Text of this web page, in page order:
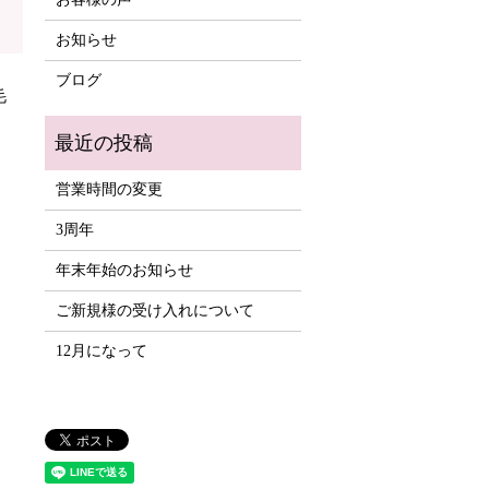
お知らせ
ブログ
営業時間の変更
3周年
年末年始のお知らせ
ご新規様の受け入れについて
12月になって